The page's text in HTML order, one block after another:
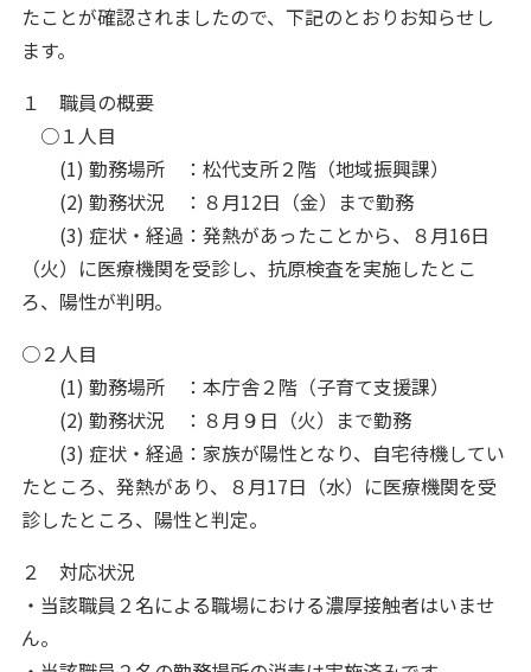
たことが確認されましたので、下記のとおりお知らせし
ます。
１ 職員の概要
○１人目
(1) 勤務場所 ：松代支所２階（地域振興課）
(2) 勤務状況 ：８月12日（金）まで勤務
(3) 症状・経過：発熱があったことから、８月16日
（火）に医療機関を受診し、抗原検査を実施したとこ
ろ、陽性が判明。
○２人目
(1) 勤務場所 ：本庁舎２階（子育て支援課）
(2) 勤務状況 ：８月９日（火）まで勤務
(3) 症状・経過：家族が陽性となり、自宅待機してい
たところ、発熱があり、８月17日（水）に医療機関を受
診したところ、陽性と判定。
２ 対応状況
・当該職員２名による職場における濃厚接触者はいませ
ん。